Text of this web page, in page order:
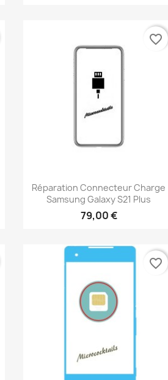
Aperçu rapide
Réparation Connecteur Charge
Samsung Galaxy S21 Plus
79,00 €
favorite_border
favorite_border